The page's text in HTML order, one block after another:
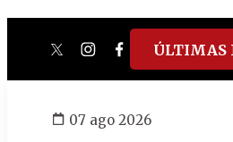
twitterinstagram
facebook
tiktok
ÚLTIMAS
07 ago 2026